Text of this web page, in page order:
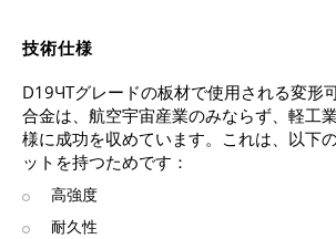
技術仕様
D19ЧTグレードの板材で使用される変形
合金は、航空宇宙産業のみならず、軽工
様に成功を収めています。これは、以下
ットを持つためです：
高強度
耐久性